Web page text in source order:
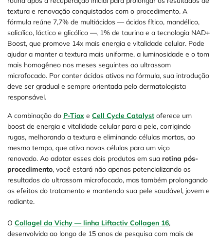
textura e renovação conquistados com o procedimento. A
fórmula reúne 7,7% de multiácidos — ácidos fítico, mandélico,
salicílico, láctico e glicólico —, 1% de taurina e a tecnologia NAD+
Boost, que promove 14x mais energia e vitalidade celular. Pode
ajudar a manter a textura mais uniforme, a luminosidade e o tom
mais homogêneo nos meses seguintes ao ultrassom
microfocado. Por conter ácidos ativos na fórmula, sua introdução
deve ser gradual e sempre orientada pelo dermatologista
responsável.
A combinação do P-Tiox e Cell Cycle Catalyst oferece um
boost de energia e vitalidade celular para a pele, corrigindo
rugas, melhorando a textura e eliminando células mortas, ao
mesmo tempo, que ativa novas células para um viço
renovado. Ao adotar esses dois produtos em sua rotina pós-
procedimento, você estará não apenas potencializando os
resultados do ultrassom microfocado, mas também prolongando
os efeitos do tratamento e mantendo sua pele saudável, jovem e
radiante.
O Collagel da Vichy — linha Liftactiv Collagen 16,
desenvolvida ao longo de 15 anos de pesquisa com mais de